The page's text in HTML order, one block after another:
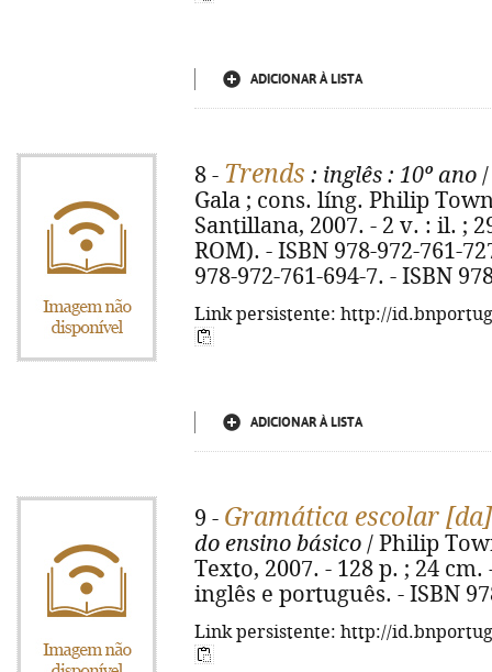
ADICIONAR À LISTA
8 - Trends : inglês : 10º ano
Gala ; cons. líng. Philip
Santillana, 2007. - 2 v. : il. ;
ROM). - ISBN 978-972-761-
978-972-761-694-7. - ISBN
Link persistente: http://
ADICIONAR À LISTA
9 - Gramática escolar
do ensino básico / Philip
Texto, 2007. - 128 p. ; 24
inglês e português. - ISBN
Link persistente: http://